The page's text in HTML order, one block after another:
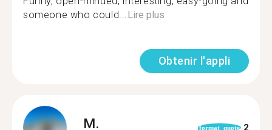
someone who could...Lire plus
Obtenir l'appli
M. format_quote 2